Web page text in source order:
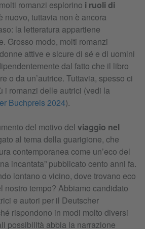
romanzi esplorino i ruoli di
nuovo, tuttavia non è ancora
la letteratura appartiene
Grosso modo, molti romanzi
attive e sicure di sé e di uomini
dal fatto che il libro
o da un’autrice. Tuttavia, spesso ci
i romanzi delle autrici (vedi la
Buchpreis 2024).
del motivo del viaggio nel
al tema della guarigione, che
contemporanea come un’eco del
incantata” pubblicato cento anni fa.
lontano o vicino, dove trovano eco
nostro tempo? Abbiamo candidato
e autori per il Deutscher
rispondono in modi molto diversi
possibilità abbia la narrazione